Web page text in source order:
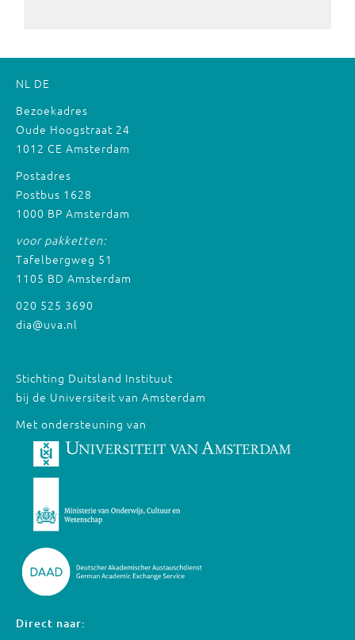
NL DE
Bezoekadres
Oude Hoogstraat 24
1012 CE Amsterdam
Postadres
Postbus 1628
1000 BP Amsterdam
voor pakketten:
Tafelbergweg 51
1105 BD Amsterdam
020 525 3690
dia@uva.nl
Stichting Duitsland Instituut
bij de Universiteit van Amsterdam
Met ondersteuning van
Direct naar: